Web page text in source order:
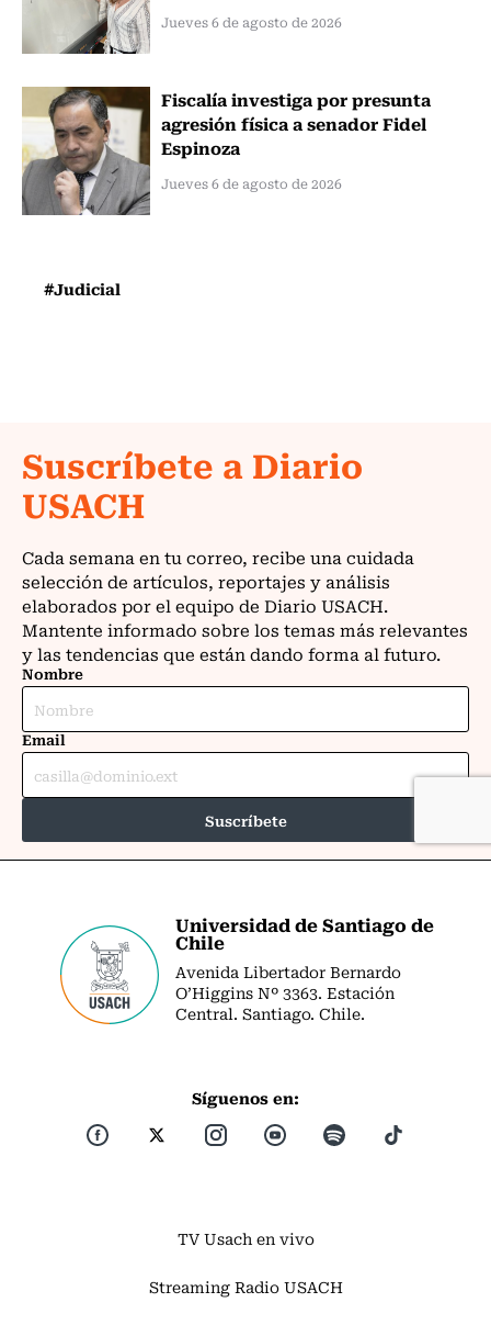
Jueves 6 de agosto de 2026
Fiscalía investiga por presunta
agresión física a senador Fidel
Espinoza
Jueves 6 de agosto de 2026
#Judicial
Universidad de Santiago de
Chile
Avenida Libertador Bernardo
O’Higgins Nº 3363. Estación
Central. Santiago. Chile.
Síguenos en:
TV Usach en vivo
Streaming Radio USACH